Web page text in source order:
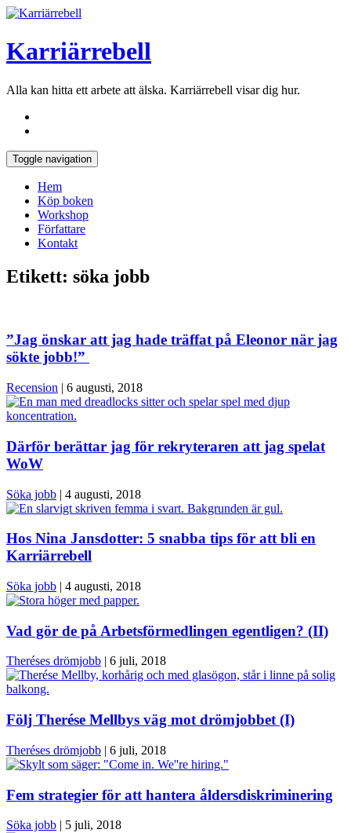
Karriärrebell
Alla kan hitta ett arbete att älska. Karriärrebell visar dig hur.
Toggle navigation
Hem
Köp boken
Workshop
Författare
Kontakt
Etikett: söka jobb
”Jag önskar att jag hade träffat på Eleonor när jag
sökte jobb!”
Recension | 6 augusti, 2018
Därför berättar jag för rekryteraren att jag spelat
WoW
Söka jobb | 4 augusti, 2018
Hos Nina Jansdotter: 5 snabba tips för att bli en
Karriärrebell
Söka jobb | 4 augusti, 2018
Vad gör de på Arbetsförmedlingen egentligen? (II)
Theréses drömjobb | 6 juli, 2018
Följ Therése Mellbys väg mot drömjobbet (I)
Theréses drömjobb | 6 juli, 2018
Fem strategier för att hantera åldersdiskriminering
Söka jobb | 5 juli, 2018